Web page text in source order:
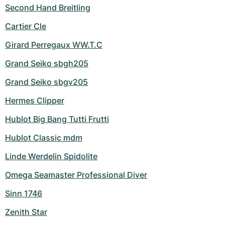
Second Hand Breitling
Cartier Cle
Girard Perregaux WW.T.C
Grand Seiko sbgh205
Grand Seiko sbgv205
Hermes Clipper
Hublot Big Bang Tutti Frutti
Hublot Classic mdm
Linde Werdelin Spidolite
Omega Seamaster Professional Diver
Sinn 1746
Zenith Star